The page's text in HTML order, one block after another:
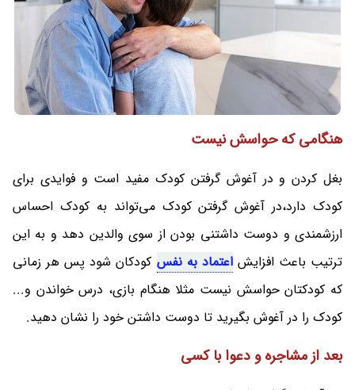
هنگامی که حواسش نیست
بغل کردن و در آغوش گرفتن کودک مفید است و فوایدی برای
کودک دارد،در آغوش گرفتن کودک می‌تواند به کودک احساس
ارزشمندی و دوست داشتنی بودن از سوی والدین دهد و به این
ترتیب باعث افزایشاعتماد به نفس کودکان شود پس هر زمانی
که کودکتان حواسش نیست مثلا هنگام بازی، درس خواندن و...
کودک را در آغوش بگیرید تا دوست داشتن خود را نشان دهید.
بعد از مشاجره و دعوا با کسی